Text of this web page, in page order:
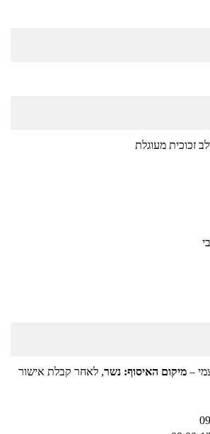
זכוכית מעוגלת
– מיקום האיסוף: נשר, לאחר קבלת אישור